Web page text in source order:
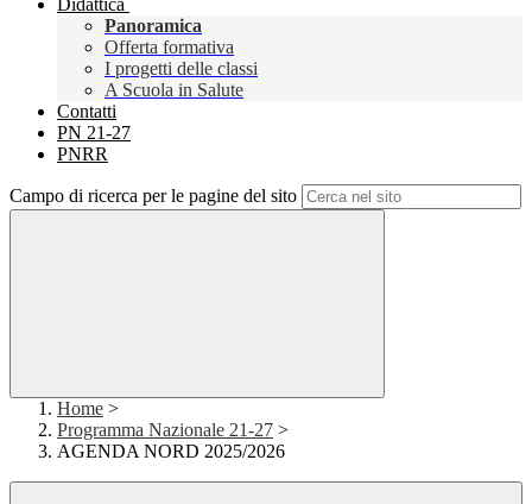
Didattica
Panoramica
Offerta formativa
I progetti delle classi
A Scuola in Salute
Contatti
PN 21-27
PNRR
Campo di ricerca per le pagine del sito
Home >
Programma Nazionale 21-27 >
AGENDA NORD 2025/2026